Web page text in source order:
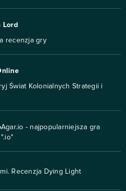
Lord
recenzja gry
Świat Kolonialnych Strategii i
Agar.io - najpopularniejsza gra
".io"
Recenzja Dying Light